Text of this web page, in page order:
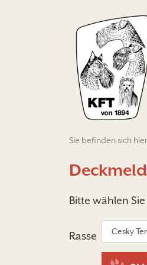
Sie befinden sich
Bitte wählen
Rasse